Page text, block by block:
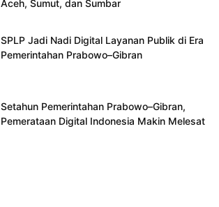
Aceh, Sumut, dan Sumbar
SPLP Jadi Nadi Digital Layanan Publik di Era
Pemerintahan Prabowo–Gibran
Setahun Pemerintahan Prabowo–Gibran,
Pemerataan Digital Indonesia Makin Melesat